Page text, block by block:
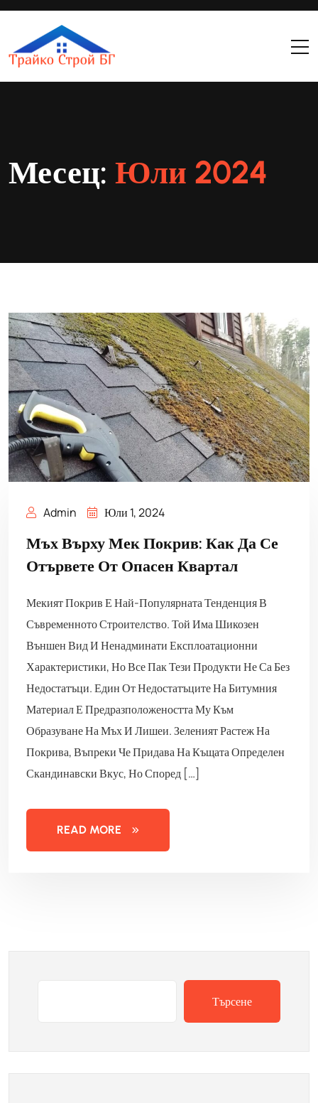
Месец: Юли 2024
Admin Юли 1, 2024
Мъх Върху Мек Покрив: Как Да Се
Отървете От Опасен Квартал
Мекият Покрив Е Най-Популярната Тенденция В
Съвременното Строителство. Той Има Шикозен
Външен Вид И Ненадминати Експлоатационни
Характеристики, Но Все Пак Тези Продукти Не Са Без
Недостатъци. Един От Недостатъците На Битумния
Материал Е Предразположеността Му Към
Образуване На Мъх И Лишеи. Зеленият Растеж На
Покрива, Въпреки Че Придава На Къщата Определен
Скандинавски Вкус, Но Според […]
READ MORE
Търсене